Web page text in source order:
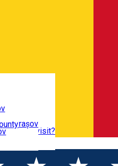
to visit?
- Brașov